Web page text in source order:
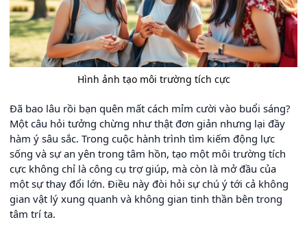
Hình ảnh tạo môi trường tích cực
Đã bao lâu rồi bạn quên mất cách mỉm cười vào buổi sáng?
Một câu hỏi tưởng chừng như thật đơn giản nhưng lại đầy
hàm ý sâu sắc. Trong cuộc hành trình tìm kiếm động lực
sống và sự an yên trong tâm hồn, tạo một môi trường tích
cực không chỉ là công cụ trợ giúp, mà còn là mở đầu của
một sự thay đổi lớn. Điều này đòi hỏi sự chú ý tới cả không
gian vật lý xung quanh và không gian tinh thần bên trong
tâm trí ta.